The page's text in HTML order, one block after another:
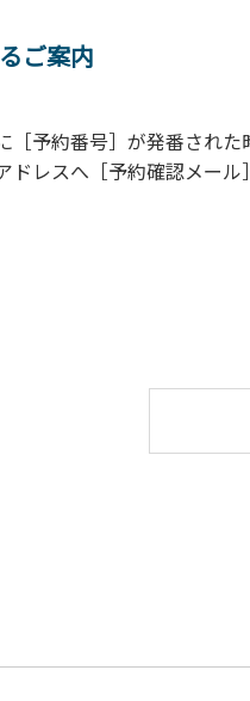
理上、お子様の単独での行
客とのコテージ内での面会
よび花火は禁止です。
迷惑となるような行為（夜
ご案内
［予約番号］が発番され
ドレスへ［予約確認メール